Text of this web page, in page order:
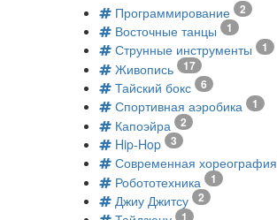
Программирование 2
Восточные танцы 1
Струнные инструменты 1
Живопись 17
Тайский бокс 6
Спортивная аэробика 1
Капоэйра 2
Hip-Hop 3
Современная хореография
Робототехника 1
Джиу Джитсу 2
1